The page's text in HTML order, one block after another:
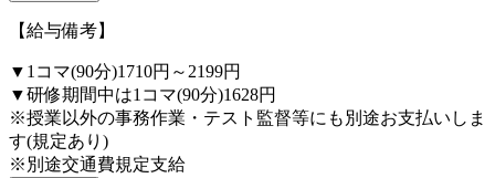
【給与備考】
▼1コマ(90分)1710円～2199円
▼研修期間中は1コマ(90分)1628円
※授業以外の事務作業・テスト監督等にも別途お支払いしま
す(規定あり)
※別途交通費規定支給